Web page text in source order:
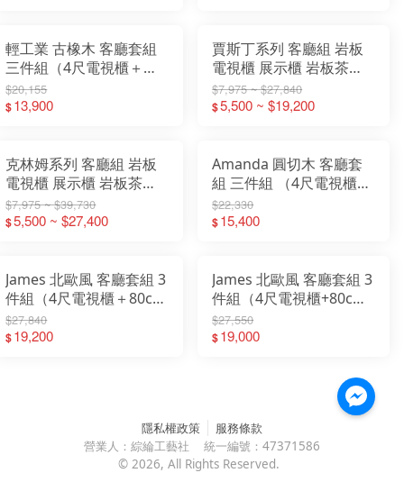
輕工業 古橡木 客廳套組
三件組（4尺電視櫃＋
80cm展示櫃＋4尺茶几）
$20,155
$13,900
賈斯丁系列 客廳組 岩板
電視櫃 展示櫃 岩板茶几
收納凳 【大象傢俱】
$7,975 ~ $27,840
$5,500 ~ $19,200
克林姆系列 客廳組 岩板
電視櫃 展示櫃 岩板茶几
收納凳 【大象傢俱】
$7,975 ~ $39,730
$5,500 ~ $27,400
Amanda 圓切木 客廳套
組 三件組 （4尺電視櫃＋
展示櫃＋4尺茶几）
$22,330
$15,400
James 北歐風 客廳套組 3
件組（4尺電視櫃＋80cm
鞋櫃＋4尺茶几）
$27,840
$19,200
James 北歐風 客廳套組 3
件組（4尺電視櫃+80cm
展示櫃+4尺茶几）
$27,550
$19,000
隱私權政策
服務條款
營業人： 綜綸工藝社 統一編號： 47371586
© 2026, All Rights Reserved.